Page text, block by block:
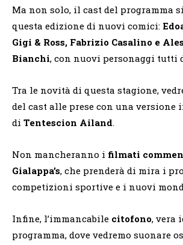
Ma non solo, il cast del programma
questa edizione di nuovi comici:
Gigi & Ross, Fabrizio Casalino e
Bianchi, con nuovi personaggi tutti
Tra le novità di questa stagione,
del cast alle prese con una versione
di Tentescion Ailand.
Non mancheranno i filmati
Gialappa’s, che prenderà di mira i
competizioni sportive e i nuovi
Infine, l’immancabile citofono, vera
programma, dove vedremo suonare